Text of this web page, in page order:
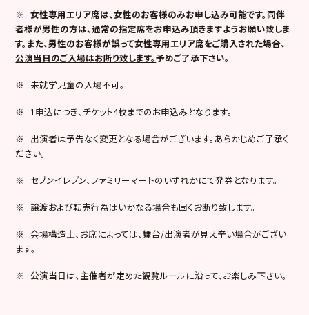
※女性専用エリア席は、女性のお客様のみお申し込み可能です。同伴
者様が男性の方は、通常の指定席をお申込み頂きますようお願い致しま
す。また、男性のお客様が誤って女性専用エリア席をご購入された場合、
公演当日のご入場はお断り致します。予めご了承下さい。
※ 未就学児童の入場不可。
※ 1申込につき、チケット4枚までのお申込みとなります。
※ 出演者は予告なく変更となる場合がございます。あらかじめご了承く
ださい。
※ セブンイレブン、ファミリーマートのいずれかにて発券となります。
※ 譲渡および転売行為はいかなる場合も固くお断り致します。
※ 会場構造上、お席によっては、舞台/出演者が見え辛い場合がござい
ます。
※ 公演当日は、主催者が定めた観覧ルールに沿って、お楽しみ下さい。